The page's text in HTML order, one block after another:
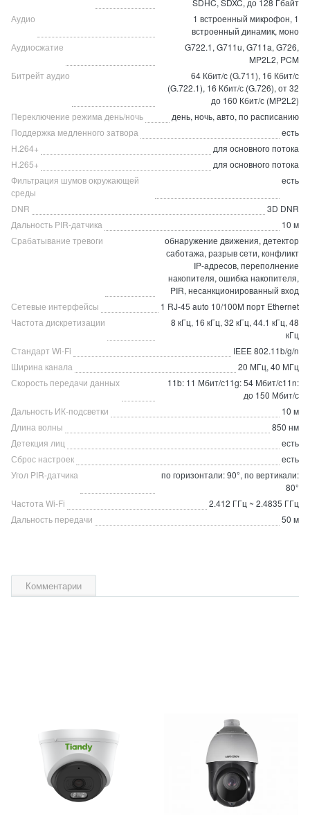
SDHC, SDXC, до 128 Гбайт
Аудио
1 встроенный микрофон, 1
встроенный динамик, моно
Аудиосжатие
G722.1, G711u, G711a, G726,
MP2L2, PCM
Битрейт аудио
64 Кбит/с (G.711), 16 Кбит/с
(G.722.1), 16 Кбит/с (G.726), от 32
до 160 Кбит/с (MP2L2)
Переключение режима день/ночь
день, ночь, авто, по расписанию
Поддержка медленного затвора
есть
H.264+
для основного потока
H.265+
для основного потока
Фильтрация шумов окружающей
среды
есть
DNR
3D DNR
Дальность PIR-датчика
10 м
Срабатывание тревоги
обнаружение движения, детектор
саботажа, разрыв сети, конфликт
IP-адресов, переполнение
накопителя, ошибка накопителя,
PIR, несанкционированный вход
Сетевые интерфейсы
1 RJ-45 auto 10/100M порт Ethernet
Частота дискретизации
8 кГц, 16 кГц, 32 кГц, 44.1 кГц, 48
кГц
Стандарт Wi-Fi
IEEE 802.11b/g/n
Ширина канала
20 МГц, 40 МГц
Скорость передачи данных
11b: 11 Мбит/с11g: 54 Мбит/с11n:
до 150 Мбит/с
Дальность ИК-подсветки
10 м
Длина волны
850 нм
Детекция лиц
есть
Сброс настроек
есть
Угол PIR-датчика
по горизонтали: 90°, по вертикали:
80°
Частота Wi-Fi
2.412 ГГц ~ 2.4835 ГГц
Дальность передачи
50 м
Комментарии